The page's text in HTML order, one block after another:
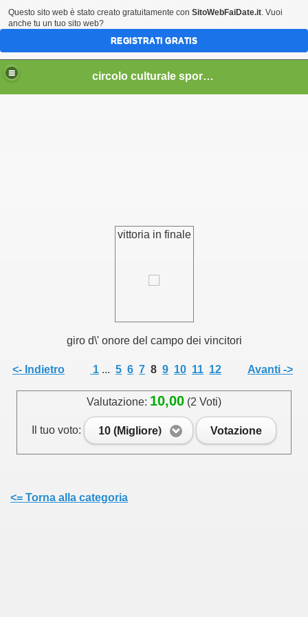
circolo culturale sportivo nosellari
vittoria in finale
giro d\' onore del campo dei vincitori
<- Indietro 1 ... 5 6 7 8 9 10 11 12 Avanti ->
Valutazione: 10,00 (2 Voti)
Il tuo voto: 10 (Migliore) Votazione
<= Torna alla categoria
Questo sito web è stato creato gratuitamente con SitoWebFaiDate.it. Vuoi
anche tu un tuo sito web?
REGISTRATI GRATIS